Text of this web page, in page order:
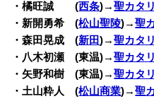
・橘旺誠 (西条)→聖カタ
・新開勇希 (松山聖陵)→聖
・森田晃成 (新田)→聖カタ
・八木初瀬 (東温)→聖カタ
・矢野和樹 (東温)→聖カタ
・土山粋人 (松山商業)→聖